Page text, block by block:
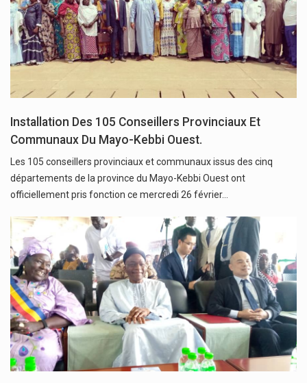
Installation Des 105 Conseillers Provinciaux Et
Communaux Du Mayo-Kebbi Ouest.
Les 105 conseillers provinciaux et communaux issus des cinq
départements de la province du Mayo-Kebbi Ouest ont
officiellement pris fonction ce mercredi 26 février…